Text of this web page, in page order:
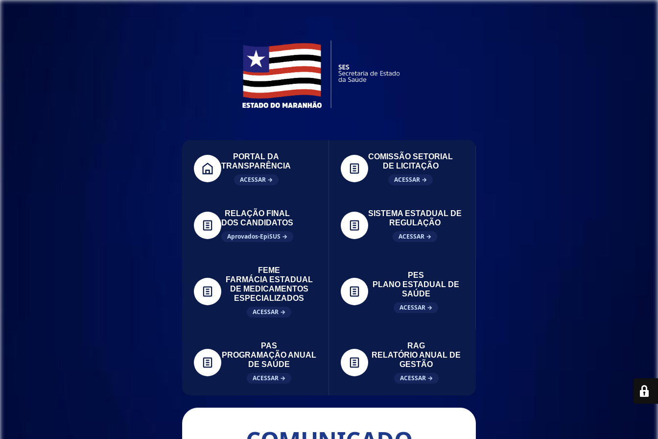
PORTAL DA
TRANSPARÊNCIA
ACESSAR →
COMISSÃO SETORIAL
DE LICITAÇÃO
ACESSAR →
RELAÇÃO FINAL
DOS CANDIDATOS
Aprovados-EpiSUS →
SISTEMA ESTADUAL DE
REGULAÇÃO
ACESSAR →
FEME
FARMÁCIA ESTADUAL
DE MEDICAMENTOS
ESPECIALIZADOS
ACESSAR →
PES
PLANO ESTADUAL DE
SAÚDE
ACESSAR →
PAS
PROGRAMAÇÃO ANUAL
DE SAÚDE
ACESSAR →
RAG
RELATÓRIO ANUAL DE
GESTÃO
ACESSAR →